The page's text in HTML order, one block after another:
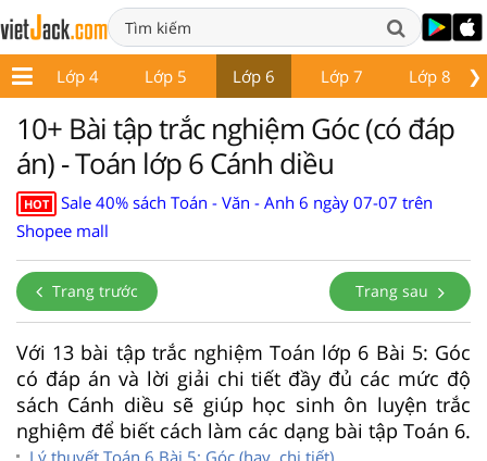
❯
Lớp 4 Lớp 5 Lớp 6 Lớp 7 Lớp 8
10+ Bài tập trắc nghiệm Góc (có đáp
án) - Toán lớp 6 Cánh diều
HOT
Sale 40% sách Toán - Văn - Anh 6 ngày 07-07 trên
Shopee mall
Trang trước Trang sau
Với 13 bài tập trắc nghiệm Toán lớp 6 Bài 5: Góc
có đáp án và lời giải chi tiết đầy đủ các mức độ
sách Cánh diều sẽ giúp học sinh ôn luyện trắc
nghiệm để biết cách làm các dạng bài tập Toán 6.
Lý thuyết Toán 6 Bài 5: Góc (hay, chi tiết)